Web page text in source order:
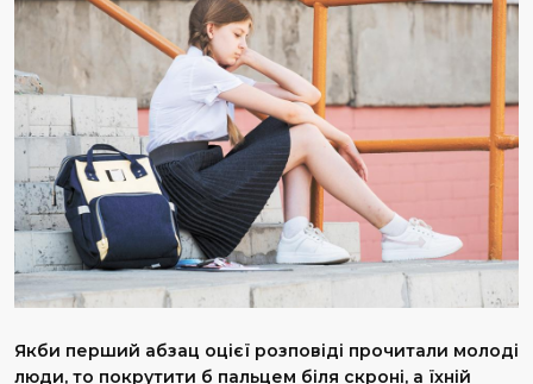
Якби перший абзац оцієї розповіді прочитали молоді
люди, то покрутити б пальцем біля скроні, а їхній